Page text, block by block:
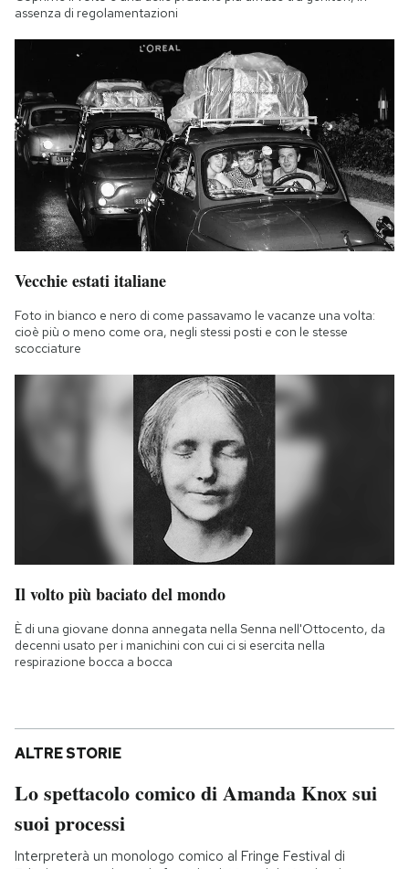
assenza di regolamentazioni
Vecchie estati italiane
Foto in bianco e nero di come passavamo le vacanze una volta:
cioè più o meno come ora, negli stessi posti e con le stesse
scocciature
Il volto più baciato del mondo
È di una giovane donna annegata nella Senna nell'Ottocento, da
decenni usato per i manichini con cui ci si esercita nella
respirazione bocca a bocca
ALTRE STORIE
Lo spettacolo comico di Amanda Knox sui
suoi processi
Interpreterà un monologo comico al Fringe Festival di